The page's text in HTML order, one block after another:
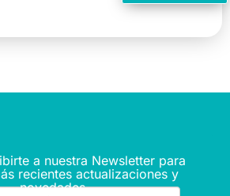
a nuestra Newsletter para
recientes actualizaciones y
novedades